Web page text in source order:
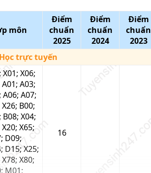
môn
Điểm
chuẩn
2025
Điểm
chuẩn
2024
Điểm
chuẩn
2023
trực tuyến
X06;
A03;
A06; A07;
B00;
B08; X04;
X65;
D09;
D15; X25;
X80;
M01;
16